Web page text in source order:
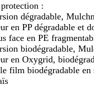
:
dégradable,
en PP dégradable et
face en PE
biodégradable,
en Oxygrid,
film biodégradable en